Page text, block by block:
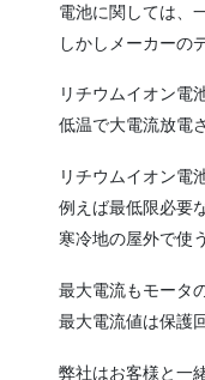
電池に関しては、
しかしメーカーの
リチウムイオン電
低温で大電流放電
リチウムイオン電
例えば最低限必要
寒冷地の屋外で使
最大電流もモータ
最大電流値は保護
弊社はお客様と一